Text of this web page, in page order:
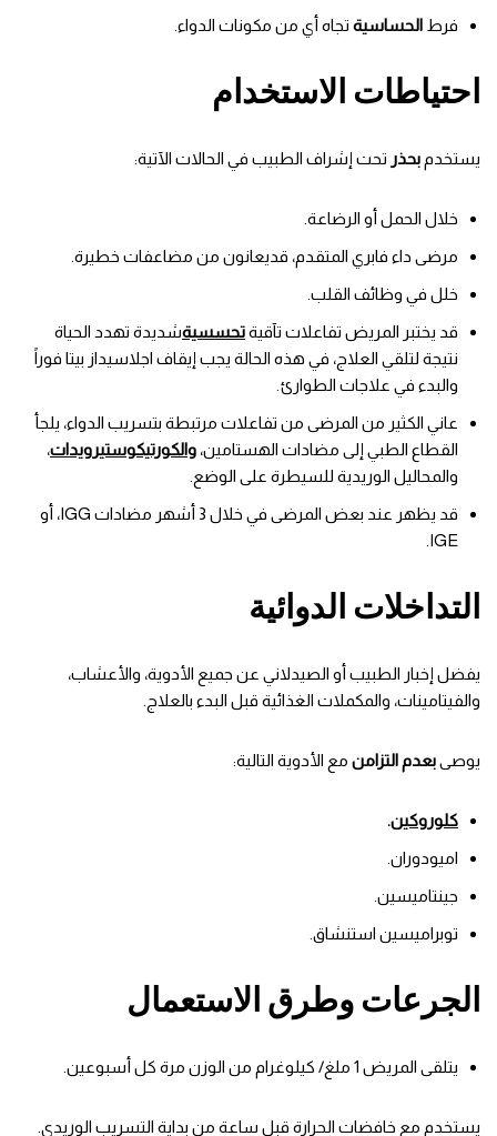
فرط الحساسية تجاه أي من مكونات الدواء.
احتياطات الاستخدام
يستخدم بحذر تحت إشراف الطبيب في الحالات الآتية:
خلال الحمل أو الرضاعة.
مرضى داء فابري المتقدم، قديعانون من مضاعفات خطيرة.
خلل في وظائف القلب.
قد يختبر المريض تفاعلات تآقيةتحسسيةشديدة تهدد الحياة
نتيجة لتلقي العلاج، في هذه الحالة يجب إيقاف اجلاسيداز بيتا فوراً
والبدء في علاجات الطوارئ.
عاني الكثير من المرضى من تفاعلات مرتبطة بتسريب الدواء، يلجأ
القطاع الطبي إلى مضادات الهستامين، والكورتيكوستيرويدات،
والمحاليل الوريدية للسيطرة على الوضع.
قد يظهر عند بعض المرضى في خلال 3 أشهر مضادات IGG، أو
IGE.
التداخلات الدوائية
يفضل إخبار الطبيب أو الصيدلاني عن جميع الأدوية، والأعشاب،
والفيتامينات، والمكملات الغذائية قبل البدء بالعلاج.
يوصىبعدم التزامن مع الأدوية التالية:
كلوروكين.
اميودوران.
جينتاميسين.
توبراميسين استنشاق.
الجرعات وطرق الاستعمال
يتلقى المريض 1 ملغ/ كيلوغرام من الوزن مرة كل أسبوعين.
يستخدم مع خافضات الحرارة قبل ساعة من بداية التسريب الوريدي.